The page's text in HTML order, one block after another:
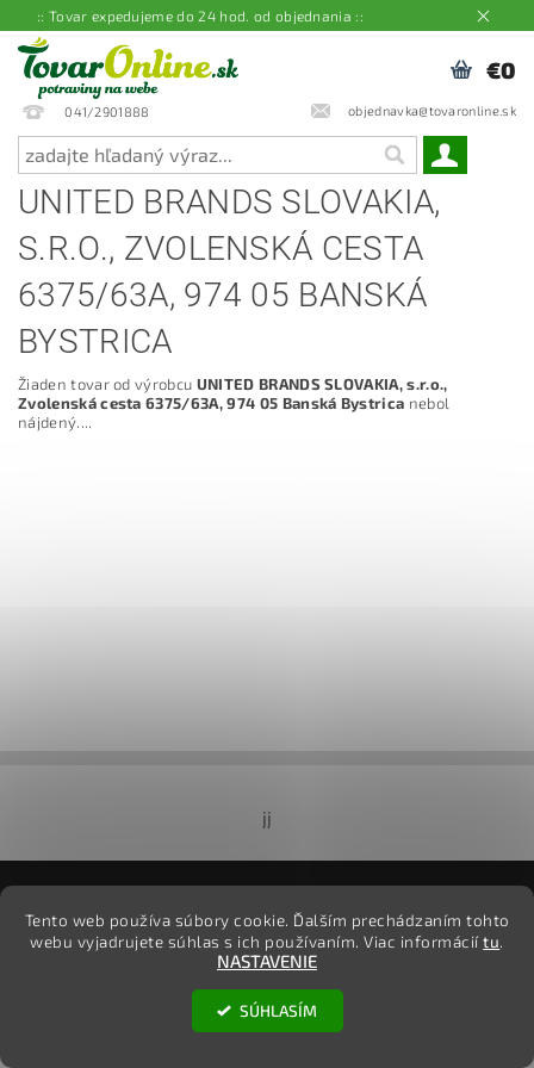
:: Tovar expedujeme do 24 hod. od objednania ::
041/2901888 objednavka@tovaronline.sk
€0
UNITED BRANDS SLOVAKIA,
S.R.O., ZVOLENSKÁ CESTA
6375/63A, 974 05 BANSKÁ
BYSTRICA
Žiaden tovar od výrobcu UNITED BRANDS SLOVAKIA, s.r.o.,
Zvolenská cesta 6375/63A, 974 05 Banská Bystrica nebol
nájdený....
jj
Vytvoril Shoptet
Tento web používa súbory cookie. Ďalším prechádzaním tohto
webu vyjadrujete súhlas s ich používaním. Viac informáciítu.
NASTAVENIE
SÚHLASÍM